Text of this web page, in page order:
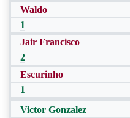
Waldo
1
Jair Francisco
2
Escurinho
1
Victor Gonzalez